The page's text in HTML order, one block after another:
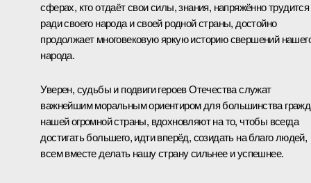
сферах, кто отдаёт свои силы, знания, напряжённо трудится
ради своего народа и своей родной страны, достойно
продолжает многовековую яркую историю свершений
народа.
Уверен, судьбы и подвиги героев Отечества служат
важнейшим моральным ориентиром для большинства
нашей огромной страны, вдохновляют на то, чтобы всегда
достигать большего, идти вперёд, созидать на благо людей,
всем вместе делать нашу страну сильнее и успешнее.